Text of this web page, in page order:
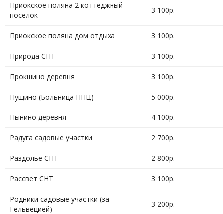
Приокское поляна 2 коттеджный
поселок
3 100р.
Приокское поляна дом отдыха 3 100р.
Природа СНТ 3 100р.
Прокшино деревня 3 100р.
Пущино (Больница ПНЦ) 5 000р.
Пынино деревня 4 100р.
Радуга садовые участки 2 700р.
Раздолье СНТ 2 800р.
Рассвет СНТ 3 100р.
Родники садовые участки (за
Гельвецией)
3 200р.